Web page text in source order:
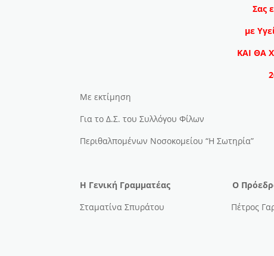
Σας
με
ΚΑΙ ΘΑ
Με εκτίμηση
Για το Δ.Σ. του Συλλόγου Φίλων
Περιθαλπομένων Νοσοκομείου “Η Σωτηρία”
Η Γενική Γραμματέας Ο
Σταματίνα Σπυράτου Πέτρος